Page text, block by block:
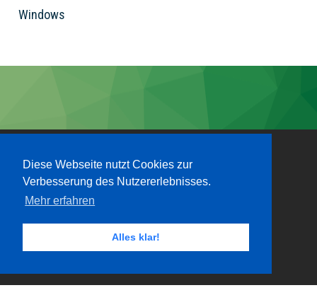
Diese Webseite nutzt Cookies zur
Verbesserung des Nutzererlebnisses.
Mehr erfahren
Alles klar!
Windows